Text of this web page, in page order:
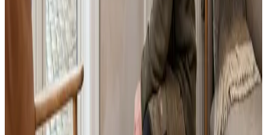
Landsdækkende service